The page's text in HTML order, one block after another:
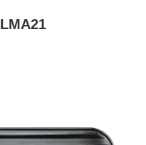
03-287 Warszawa